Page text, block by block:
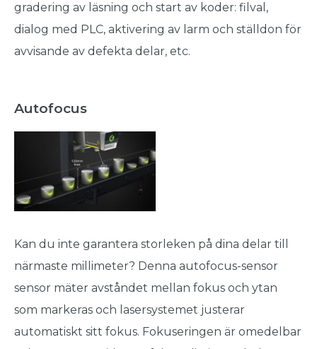
gradering av läsning och start av koder: filval,
dialog med PLC, aktivering av larm och ställdon för
avvisande av defekta delar, etc.
Autofocus
Kan du inte garantera storleken på dina delar till
närmaste millimeter? Denna autofocus-sensor
sensor mäter avståndet mellan fokus och ytan
som markeras och lasersystemet justerar
automatiskt sitt fokus. Fokuseringen är omedelbar